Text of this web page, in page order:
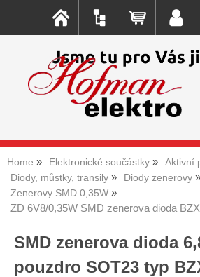
Home Elektronické součástky
Aktivní
Diody, můstky, transily
Diody zenerovy
Zenerovy SMD 0,35W
ZD 6V8/0,35W SMD zenerova dioda
SMD zenerova dioda
pouzdro SOT23 typ